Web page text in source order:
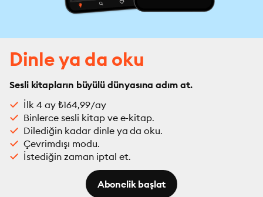
Dinle ya da oku
Sesli kitapların büyülü dünyasına adım at.
İlk 4 ay ₺164,99/ay
Binlerce sesli kitap ve e-kitap.
Dilediğin kadar dinle ya da oku.
Çevrimdışı modu.
İstediğin zaman iptal et.
Abonelik başlat